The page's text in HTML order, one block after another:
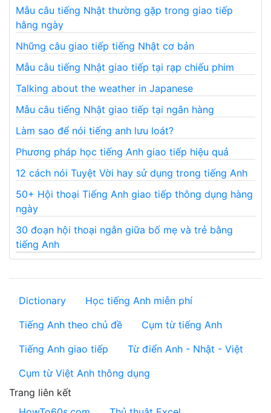
Mẫu câu tiếng Nhật thường gặp trong giao tiếp
hằng ngày
Những câu giao tiếp tiếng Nhật cơ bản
Mẫu câu tiếng Nhật giao tiếp tại rạp chiếu phim
Talking about the weather in Japanese
Mẫu câu tiếng Nhật giao tiếp tại ngân hàng
Làm sao để nói tiếng anh lưu loát?
Phương pháp học tiếng Anh giao tiếp hiệu quả
12 cách nói Tuyệt Vời hay sử dụng trong tiếng Anh
50+ Hội thoại Tiếng Anh giao tiếp thông dụng hàng
ngày
30 đoạn hội thoại ngắn giữa bố mẹ và trẻ bằng
tiếng Anh
Dictionary
Học tiếng Anh miễn phí
Tiếng Anh theo chủ đề
Cụm từ tiếng Anh
Tiếng Anh giao tiếp
Từ điển Anh - Nhật - Việt
Cụm từ Việt Anh thông dụng
Trang liên kết